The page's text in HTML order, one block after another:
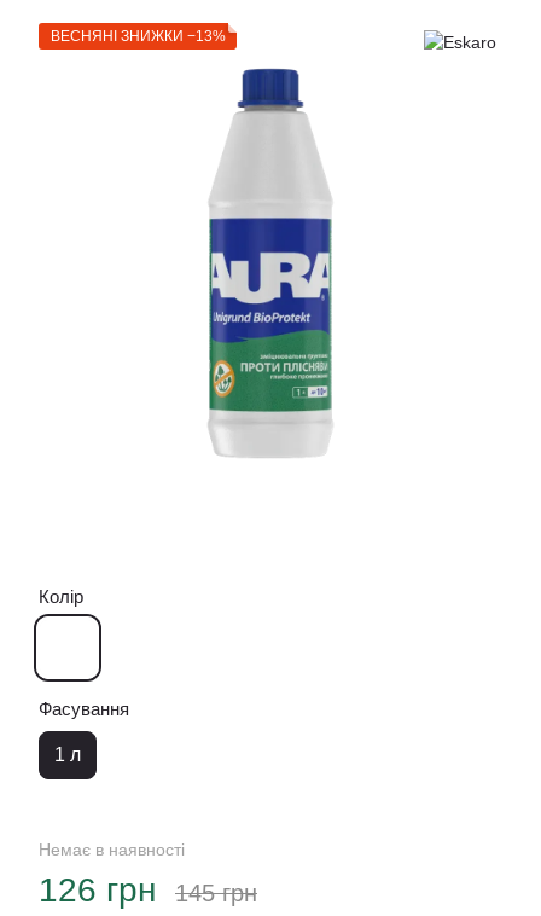
ВЕСНЯНІ ЗНИЖКИ −13%
Колір
Фасування
1 л
Немає в наявності
126 грн 145 грн